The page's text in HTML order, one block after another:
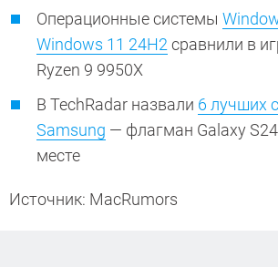
Операционные системы
Windows 11 24H2 сравнили в
Ryzen 9 9950X
В TechRadar назвали 6 лучших
Samsung — флагман Galaxy
месте
Источник: MacRumors